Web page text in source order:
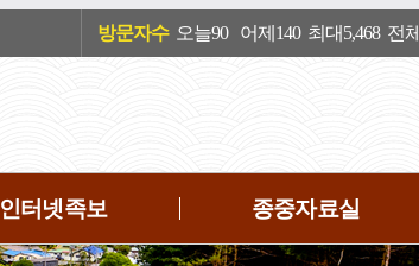
방문자수오늘90 어제140 최대5,468 전체
인터넷족보 종중자료실